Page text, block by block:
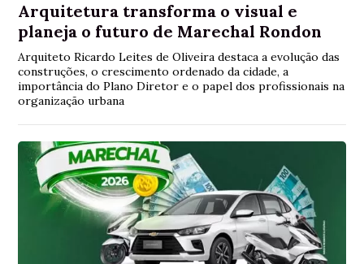
Arquitetura transforma o visual e
planeja o futuro de Marechal Rondon
Arquiteto Ricardo Leites de Oliveira destaca a evolução das
construções, o crescimento ordenado da cidade, a
importância do Plano Diretor e o papel dos profissionais na
organização urbana